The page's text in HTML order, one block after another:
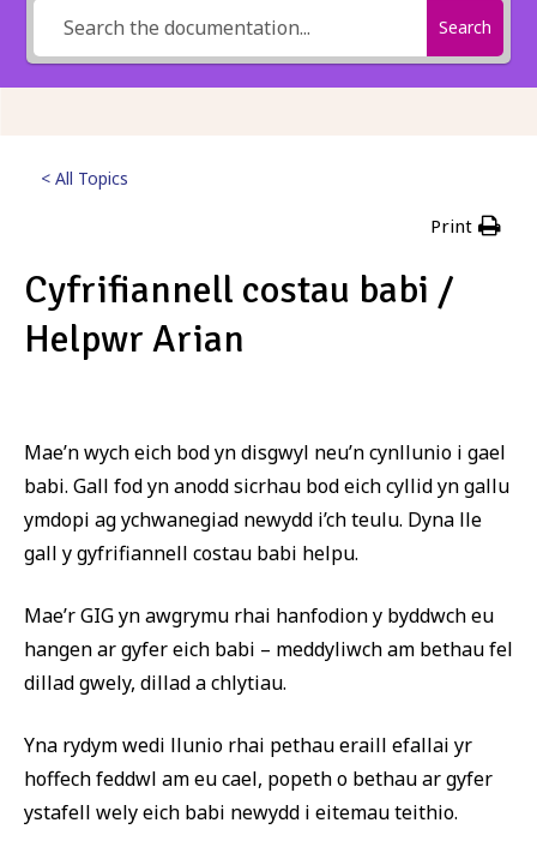
Search
< All Topics
Print
Cyfrifiannell costau babi /
Helpwr Arian
Mae’n wych eich bod yn disgwyl neu’n cynllunio i gael
babi. Gall fod yn anodd sicrhau bod eich cyllid yn gallu
ymdopi ag ychwanegiad newydd i’ch teulu. Dyna lle
gall y gyfrifiannell costau babi helpu.
Mae’r GIG yn awgrymu rhai hanfodion y byddwch eu
hangen ar gyfer eich babi – meddyliwch am bethau fel
dillad gwely, dillad a chlytiau.
Yna rydym wedi llunio rhai pethau eraill efallai yr
hoffech feddwl am eu cael, popeth o bethau ar gyfer
ystafell wely eich babi newydd i eitemau teithio.